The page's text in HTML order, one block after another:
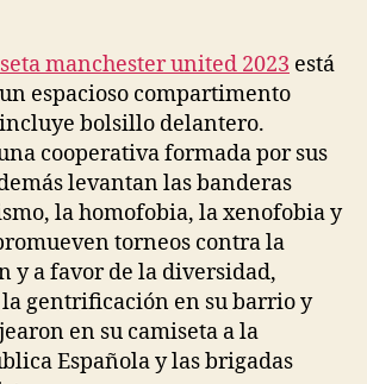
manchester united 2023 está
espacioso compartimento
bolsillo delantero.
cooperativa formada por sus
levantan las banderas
la homofobia, la xenofobia y
torneos contra la
y a favor de la diversidad,
gentrificación en su barrio y
en su camiseta a la
Española y las brigadas